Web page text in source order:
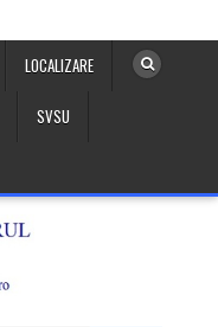
LOCALIZARE
SVSU